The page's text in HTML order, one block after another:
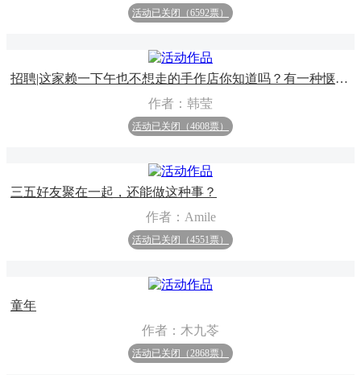
活动已关闭（6592票）
招聘|这家赖一下午也不想走的手作店你知道吗？有一种惬意不叫GUCCI，而是手工皮具
作者：韩莹
活动已关闭（4608票）
三五好友聚在一起，还能做这种事？
作者：Amile
活动已关闭（4551票）
童年
作者：木九苓
活动已关闭（2868票）